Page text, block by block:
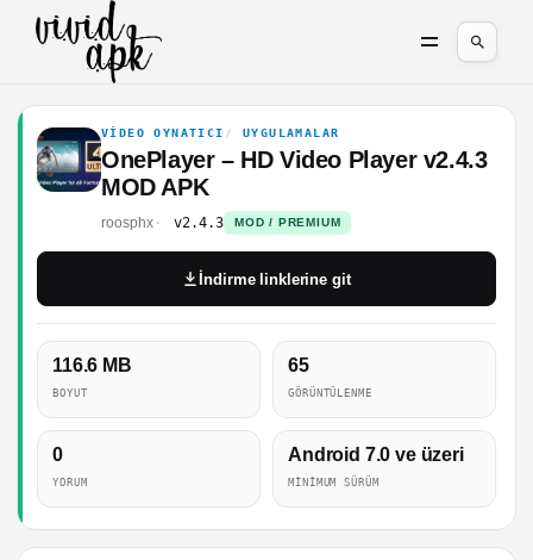
VIDEO OYNATICI UYGULAMALAR
OnePlayer – HD Video Player v2.4.3
MOD APK
roosphx v2.4.3 MOD / PREMIUM
116.6 MB
BOYUT
65
GÖRÜNTÜLENME
0
YORUM
Android 7.0 ve üzeri
MINIMUM SÜRÜM
İndirme linklerine git